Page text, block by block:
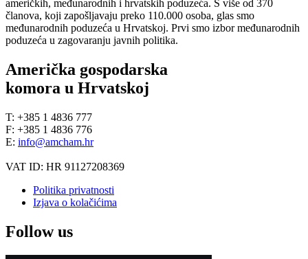
američkih, međunarodnih i hrvatskih poduzeća. S više od 370
članova, koji zapošljavaju preko 110.000 osoba, glas smo
međunarodnih poduzeća u Hrvatskoj. Prvi smo izbor međunarodnih
poduzeća u zagovaranju javnih politika.
Američka gospodarska
komora u Hrvatskoj
T: +385 1 4836 777
F: +385 1 4836 776
E: info@amcham.hr
VAT ID: HR 91127208369
Politika privatnosti
Izjava o kolačićima
Follow us